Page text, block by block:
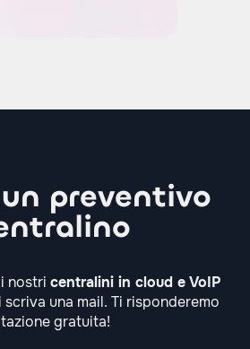
preventivo
nostri centralini in cloud e VoIP
una mail. Ti risponderemo
gratuita!